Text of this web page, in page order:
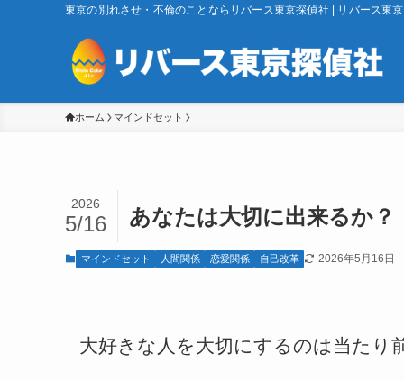
東京の別れさせ・不倫のことならリバース東京探偵社 | リバース東
ホーム マインドセット
あなたは大切に出来るか？
2026
5/16
マインドセット 人間関係 恋愛関係 自己改革 2026年5月16日
大好きな人を大切にするのは当たり